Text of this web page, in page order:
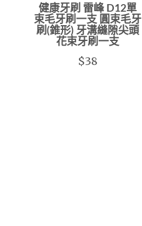
健康牙刷 雷峰 D12單
束毛牙刷一支 圓束毛牙
刷(錐形) 牙溝縫隙尖頭
花束牙刷一支
$38